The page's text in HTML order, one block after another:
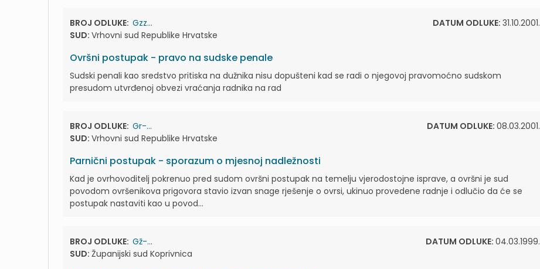
BROJ ODLUKE: Gzz...
SUD: Vrhovni sud Republike Hrvatske
DATUM ODLUKE: 31.10.2001.
Ovršni postupak - pravo na sudske penale
Sudski penali kao sredstvo pritiska na dužnika nisu dopušteni kad se radi o njegovoj pravomoćno sudskom
presudom utvrđenoj obvezi vraćanja radnika na rad
BROJ ODLUKE: Gr-...
SUD: Vrhovni sud Republike Hrvatske
DATUM ODLUKE: 08.03.2001.
Parnični postupak - sporazum o mjesnoj nadležnosti
Kad je ovrhovoditelj pokrenuo pred sudom ovršni postupak na temelju vjerodostojne isprave, a ovršni je sud
povodom ovršenikova prigovora stavio izvan snage rješenje o ovrsi, ukinuo provedene radnje i odlučio da će se
postupak nastaviti kao u povod...
BROJ ODLUKE: Gž-...
SUD: Županijski sud Koprivnica
DATUM ODLUKE: 04.03.1999.